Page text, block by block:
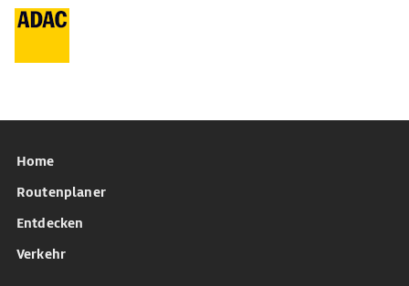
Home
Routenplaner
Entdecken
Verkehr